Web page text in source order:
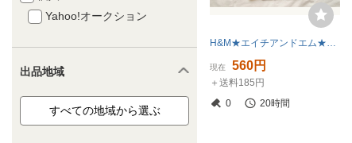
Yahoo!オークション
出品地域
H&M★エイチアンドエム★ジップアップジャケット★パーカー★裏起毛★グレー系★ボーダー柄★90
現在 560円
＋送料185円
0
20時間